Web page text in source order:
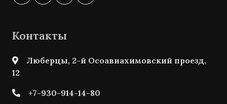
Контакты
Люберцы, 2-й Осоавиахимовский проезд,
12
+7-930-914-14-80